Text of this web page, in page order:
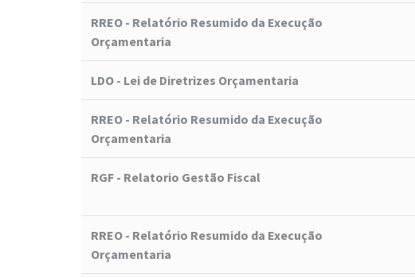
RREO - Relatório Resumido da Execução
Orçamentaria
LDO - Lei de Diretrizes Orçamentaria
RREO - Relatório Resumido da Execução
Orçamentaria
RGF - Relatorio Gestão Fiscal
RREO - Relatório Resumido da Execução
Orçamentaria